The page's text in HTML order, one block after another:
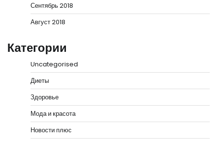
Сентябрь 2018
Август 2018
Категории
Uncategorised
Диеты
Здоровье
Мода и красота
Новости плюс